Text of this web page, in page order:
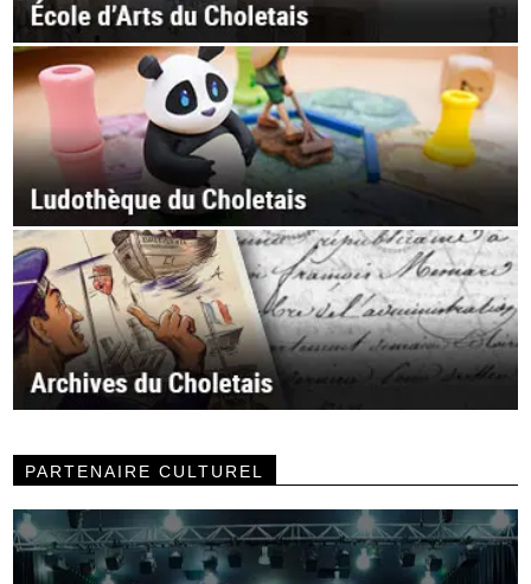
PARTENAIRE CULTUREL